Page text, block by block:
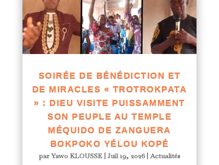
SOIRÉE DE BÉNÉDICTION ET
DE MIRACLES « TROTROKPATA
» : DIEU VISITE PUISSAMMENT
SON PEUPLE AU TEMPLE
MÉQUIDO DE ZANGUERA
BOKPOKO YÉLOU KOPÉ
parYawo KLOUSSE| Juil 19, 2026|Actualités